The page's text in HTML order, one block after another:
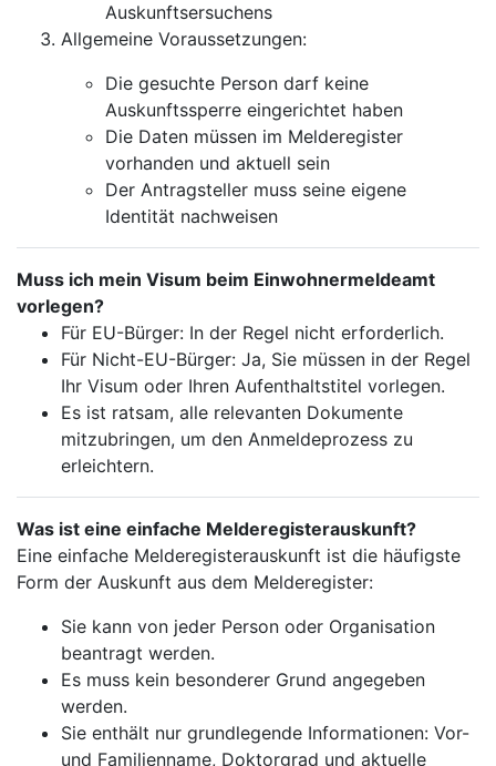
Auskunftsersuchens
Allgemeine Voraussetzungen:
Die gesuchte Person darf keine
Auskunftssperre eingerichtet haben
Die Daten müssen im Melderegister
vorhanden und aktuell sein
Der Antragsteller muss seine eigene
Identität nachweisen
Muss ich mein Visum beim Einwohnermeldeamt
vorlegen?
Für EU-Bürger: In der Regel nicht erforderlich.
Für Nicht-EU-Bürger: Ja, Sie müssen in der Regel
Ihr Visum oder Ihren Aufenthaltstitel vorlegen.
Es ist ratsam, alle relevanten Dokumente
mitzubringen, um den Anmeldeprozess zu
erleichtern.
Was ist eine einfache Melderegisterauskunft?
Eine einfache Melderegisterauskunft ist die häufigste
Form der Auskunft aus dem Melderegister:
Sie kann von jeder Person oder Organisation
beantragt werden.
Es muss kein besonderer Grund angegeben
werden.
Sie enthält nur grundlegende Informationen: Vor-
und Familienname, Doktorgrad und aktuelle